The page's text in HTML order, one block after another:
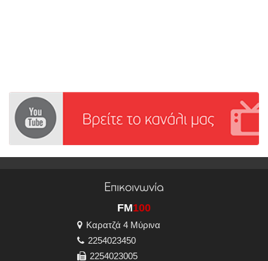
Επικοινωνία
FM100
Καρατζά 4 Μύρινα
2254023450
2254023005